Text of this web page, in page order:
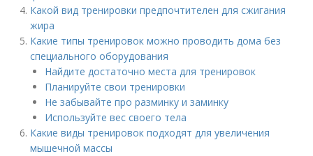
Какой вид тренировки предпочтителен для сжигания
жира
Какие типы тренировок можно проводить дома без
специального оборудования
Найдите достаточно места для тренировок
Планируйте свои тренировки
Не забывайте про разминку и заминку
Используйте вес своего тела
Какие виды тренировок подходят для увеличения
мышечной массы